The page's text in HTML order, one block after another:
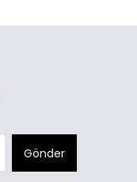
Gönder